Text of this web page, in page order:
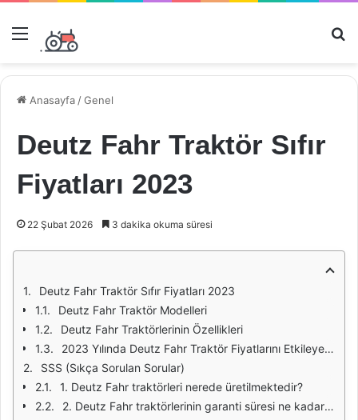
Menü
Anasayfa /Genel
Deutz Fahr Traktör Sıfır
Fiyatları 2023
22 Şubat 2026 3 dakika okuma süresi
Deutz Fahr Traktör Sıfır Fiyatları 2023
Deutz Fahr Traktör Modelleri
Deutz Fahr Traktörlerinin Özellikleri
2023 Yılında Deutz Fahr Traktör Fiyatlarını Etkileyen Faktörler
SSS (Sıkça Sorulan Sorular)
1. Deutz Fahr traktörleri nerede üretilmektedir?
2. Deutz Fahr traktörlerinin garanti süresi ne kadardır?